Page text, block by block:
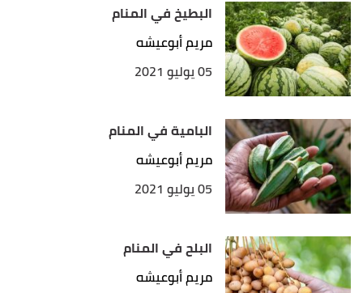
البطيخ في المنام
مريم أبوعيشه
05 يوليو 2021
البامية في المنام
مريم أبوعيشه
05 يوليو 2021
البلح في المنام
مريم أبوعيشه